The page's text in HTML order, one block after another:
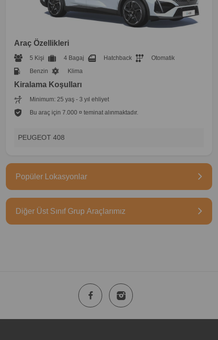
Araç Özellikleri
5 Kişi 4 Bagaj Hatchback
Otomatik
Benzin
Klima
Kiralama Koşulları
Minimum: 25 yaş - 3 yıl ehliyet
Bu araç için 7.000 ¤ teminat alınmaktadır.
PEUGEOT 408
Popüler Lokasyonlar
Diğer Üst Sınıf Grup Araçlarımız